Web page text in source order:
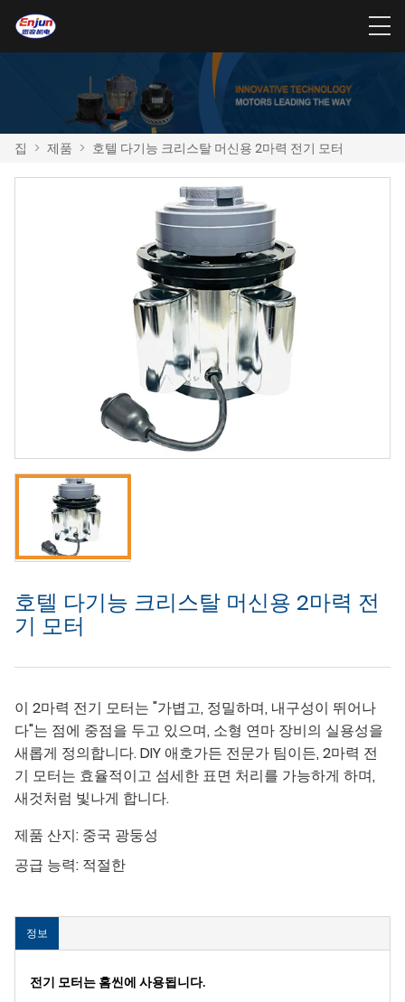
집 > 제품 > 호텔 다기능 크리스탈 머신용 2마력 전기 모터
호텔 다기능 크리스탈 머신용 2마력 전
기 모터
이 2마력 전기 모터는 "가볍고, 정밀하며, 내구성이 뛰어나
다"는 점에 중점을 두고 있으며, 소형 연마 장비의 실용성을
새롭게 정의합니다. DIY 애호가든 전문가 팀이든, 2마력 전
기 모터는 효율적이고 섬세한 표면 처리를 가능하게 하며,
새것처럼 빛나게 합니다.
제품 산지: 중국 광둥성
공급 능력: 적절한
정보
전기 모터는 홈씬에 사용됩니다.